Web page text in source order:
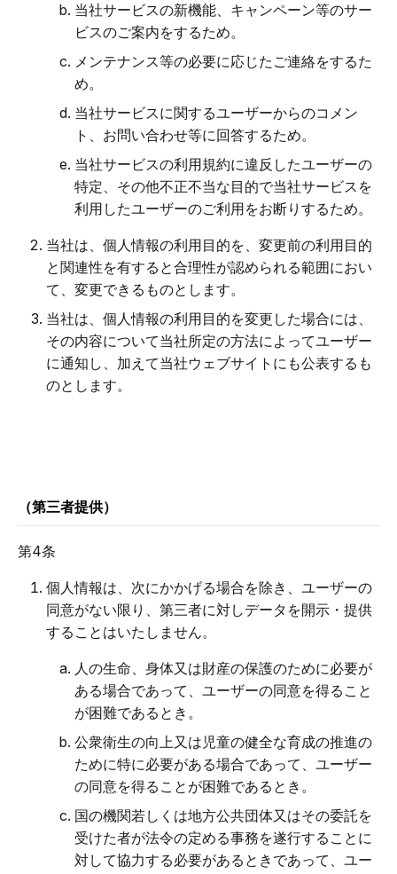
当社サービスの新機能、キャンペーン等のサー
ビスのご案内をするため。
メンテナンス等の必要に応じたご連絡をするた
め。
当社サービスに関するユーザーからのコメン
ト、お問い合わせ等に回答するため。
当社サービスの利用規約に違反したユーザーの
特定、その他不正不当な目的で当社サービスを
利用したユーザーのご利用をお断りするため。
当社は、個人情報の利用目的を、変更前の利用目的
と関連性を有すると合理性が認められる範囲におい
て、変更できるものとします。
当社は、個人情報の利用目的を変更した場合には、
その内容について当社所定の方法によってユーザー
に通知し、加えて当社ウェブサイトにも公表するも
のとします。
（第三者提供）
第4条
個人情報は、次にかかげる場合を除き、ユーザーの
同意がない限り、第三者に対しデータを開示・提供
することはいたしません。
人の生命、身体又は財産の保護のために必要が
ある場合であって、ユーザーの同意を得ること
が困難であるとき。
公衆衛生の向上又は児童の健全な育成の推進の
ために特に必要がある場合であって、ユーザー
の同意を得ることが困難であるとき。
国の機関若しくは地方公共団体又はその委託を
受けた者が法令の定める事務を遂行することに
対して協力する必要があるときであって、ユー